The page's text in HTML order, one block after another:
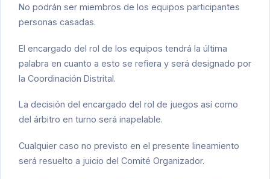
No podrán ser miembros de los equipos participantes
personas casadas.
El encargado del rol de los equipos tendrá la última
palabra en cuanto a esto se refiera y será designado por
la Coordinación Distrital.
La decisión del encargado del rol de juegos así como
del árbitro en turno será inapelable.
Cualquier caso no previsto en el presente lineamiento
será resuelto a juicio del Comité Organizador.